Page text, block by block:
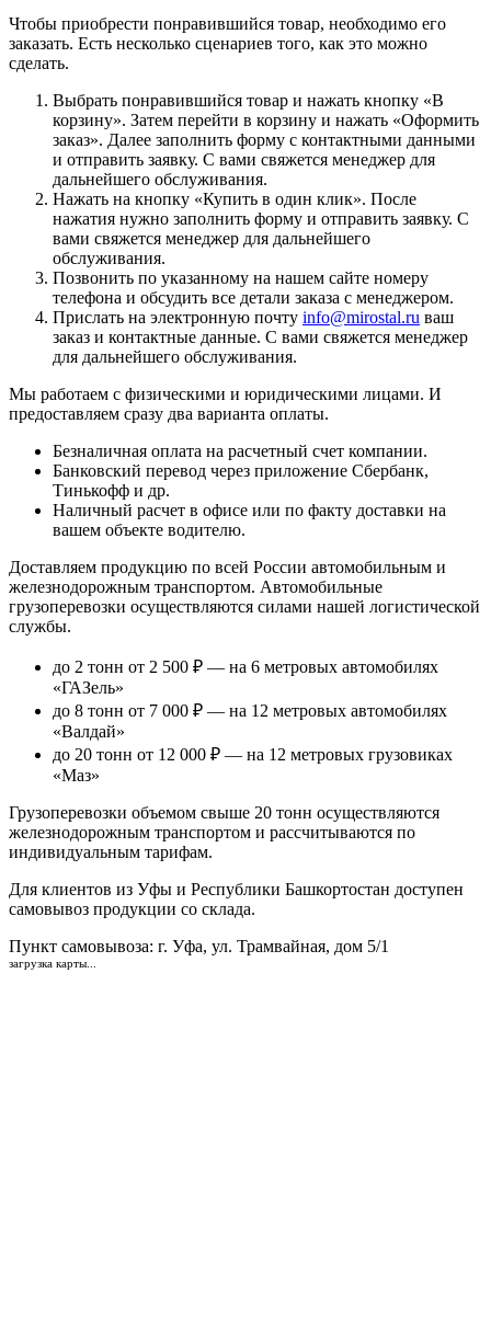
Чтобы приобрести понравившийся товар, необходимо его
заказать. Есть несколько сценариев того, как это можно
сделать.
Выбрать понравившийся товар и нажать кнопку «В
корзину». Затем перейти в корзину и нажать «Оформить
заказ». Далее заполнить форму с контактными данными
и отправить заявку. С вами свяжется менеджер для
дальнейшего обслуживания.
Нажать на кнопку «Купить в один клик». После
нажатия нужно заполнить форму и отправить заявку. С
вами свяжется менеджер для дальнейшего
обслуживания.
Позвонить по указанному на нашем сайте номеру
телефона и обсудить все детали заказа с менеджером.
Прислать на электронную почту info@mirostal.ru ваш
заказ и контактные данные. С вами свяжется менеджер
для дальнейшего обслуживания.
Мы работаем с физическими и юридическими лицами. И
предоставляем сразу два варианта оплаты.
Безналичная оплата на расчетный счет компании.
Банковский перевод через приложение Сбербанк,
Тинькофф и др.
Наличный расчет в офисе или по факту доставки на
вашем объекте водителю.
Доставляем продукцию по всей России автомобильным и
железнодорожным транспортом. Автомобильные
грузоперевозки осуществляются силами нашей логистической
службы.
до 2 тонн от 2 500 ₽ — на 6 метровых автомобилях
«ГАЗель»
до 8 тонн от 7 000 ₽ — на 12 метровых автомобилях
«Валдай»
до 20 тонн от 12 000 ₽ — на 12 метровых грузовиках
«Маз»
Грузоперевозки объемом свыше 20 тонн осуществляются
железнодорожным транспортом и рассчитываются по
индивидуальным тарифам.
Для клиентов из Уфы и Республики Башкортостан доступен
самовывоз продукции со склада.
Пункт самовывоза: г. Уфа, ул. Трамвайная, дом 5/1
загрузка карты...